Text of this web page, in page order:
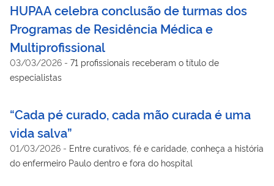
HUPAA celebra conclusão de turmas dos
Programas de Residência Médica e
Multiprofissional
03/03/2026 - 71 profissionais receberam o título de
especialistas
“Cada pé curado, cada mão curada é uma
vida salva”
01/03/2026 - Entre curativos, fé e caridade, conheça a história
do enfermeiro Paulo dentro e fora do hospital